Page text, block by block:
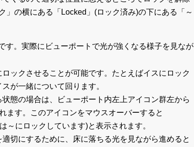
の横にある「Locked」(ロック済み)の下にある「～
。実際にビューポートで光が強くなる様子を見なが
ックさせることが可能です。たとえばイスにロック
が一緒について回ります。
態の場合は、ビューポート内左上アイコン群左から
ます。このアイコンをマウスオーバーすると
～にロックしています)と表示されます。
切にするために、床に落ちる光を見ながら進めると